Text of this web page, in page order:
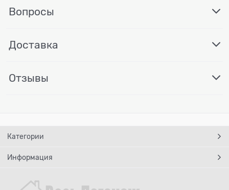
Вопросы
Доставка
Отзывы
Категории
Информация